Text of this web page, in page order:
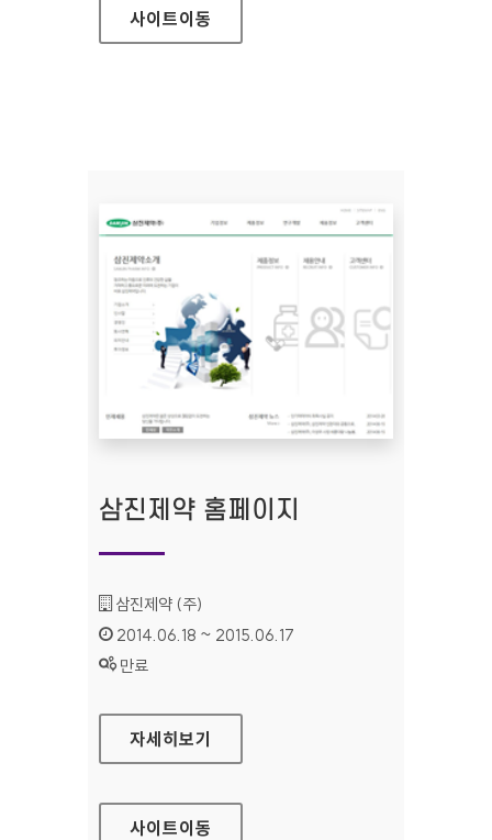
사이트이동
삼진제약 홈페이지
기관명 :
삼진제약 (주)
인증기간 :
2014.06.18 ~ 2015.06.17
상태 :
만료
삼진제약 홈페이지
자세히보기
사이트이동